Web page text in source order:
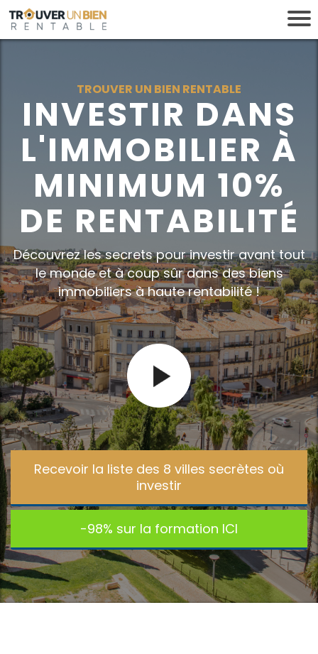
TROUVER UN BIEN RENTABLE
INVESTIR DANS
L'IMMOBILIER À
MINIMUM 10%
DE RENTABILITÉ
Découvrez les secrets pour investir avant tout
le monde et à coup sûr dans des biens
immobiliers à haute rentabilité !
Recevoir la liste des 8 villes secrètes où
investir
-98% sur la formation ICI
i
l
t
t